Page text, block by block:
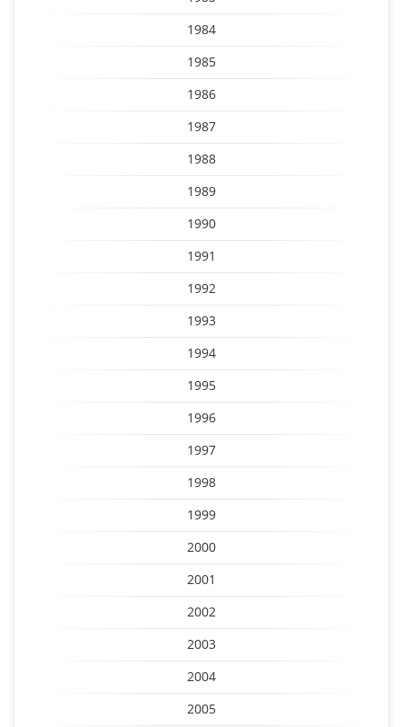
1984
1985
1986
1987
1988
1989
1990
1991
1992
1993
1994
1995
1996
1997
1998
1999
2000
2001
2002
2003
2004
2005